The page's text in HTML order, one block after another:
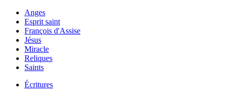
Anges
Esprit saint
François d'Assise
Jésus
Miracle
Reliques
Saints
Écritures